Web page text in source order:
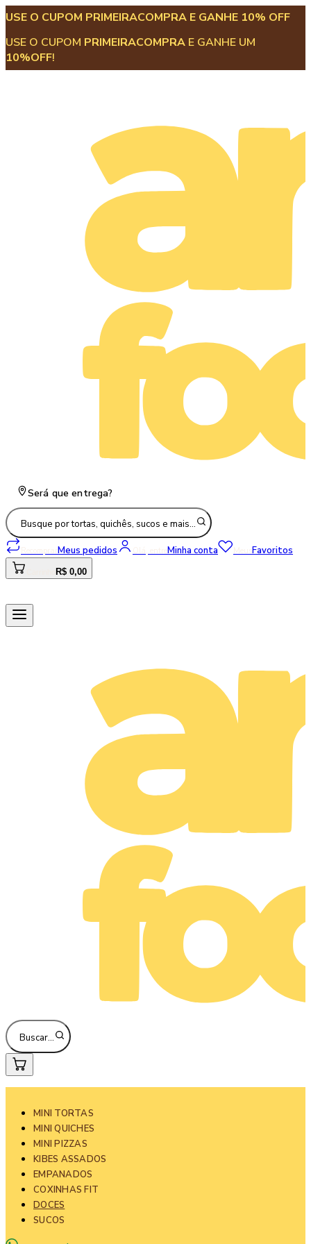
USE O CUPOM PRIMEIRACOMPRA E GANHE 10% OFF
USE O CUPOM PRIMEIRACOMPRA E GANHE UM
10%OFF!
Será que entrega?
Busque por tortas, quichês, sucos e mais…
Recomprar Meus pedidos Olá, entre Minha conta Meus Favoritos
R$ 0,00
Buscar…
MINI TORTAS
MINI QUICHES
MINI PIZZAS
KIBES ASSADOS
EMPANADOS
COXINHAS FIT
DOCES
SUCOS